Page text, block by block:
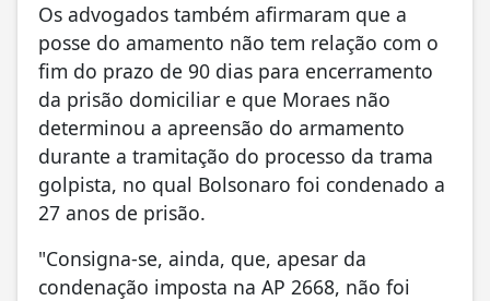
Os advogados também afirmaram que a
posse do amamento não tem relação com o
fim do prazo de 90 dias para encerramento
da prisão domiciliar e que Moraes não
determinou a apreensão do armamento
durante a tramitação do processo da trama
golpista, no qual Bolsonaro foi condenado a
27 anos de prisão.
"Consigna-se, ainda, que, apesar da
condenação imposta na AP 2668, não foi